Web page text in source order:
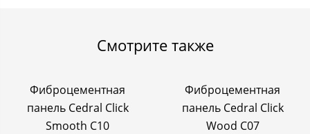
Смотрите также
Фиброцементная
панель Cedral Click
Smooth C10
Фиброцементная
панель Cedral Click
Wood C07